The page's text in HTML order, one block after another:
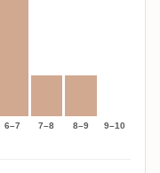
6–7 7–8 8–9 9–10